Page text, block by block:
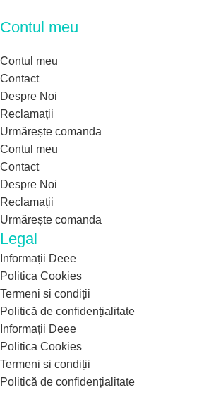
Contul meu
Contul meu
Contact
Despre Noi
Reclamații
Urmărește comanda
Contul meu
Contact
Despre Noi
Reclamații
Urmărește comanda
Legal
Informații Deee
Politica Cookies
Termeni si condiții
Politică de confidențialitate
Informații Deee
Politica Cookies
Termeni si condiții
Politică de confidențialitate